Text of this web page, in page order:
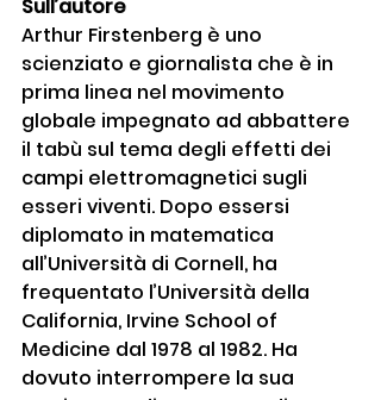
Sull’autore
Arthur Firstenberg è uno
scienziato e giornalista che è in
prima linea nel movimento
globale impegnato ad abbattere
il tabù sul tema degli effetti dei
campi elettromagnetici sugli
esseri viventi. Dopo essersi
diplomato in matematica
all’Università di Cornell, ha
frequentato l’Università della
California, Irvine School of
Medicine dal 1978 al 1982. Ha
dovuto interrompere la sua